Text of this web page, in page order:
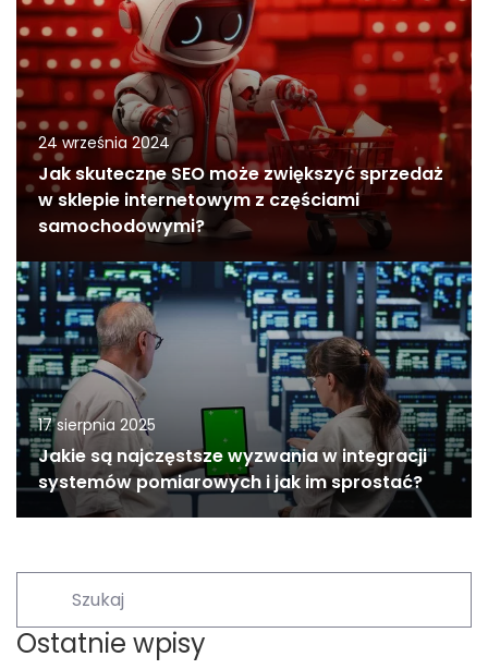
24 września 2024
Jak skuteczne SEO może zwiększyć sprzedaż
w sklepie internetowym z częściami
samochodowymi?
17 sierpnia 2025
Jakie są najczęstsze wyzwania w integracji
systemów pomiarowych i jak im sprostać?
Ostatnie wpisy